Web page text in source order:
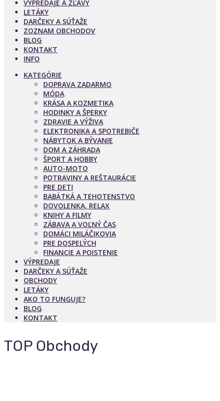
VÝPREDAJE A ZĽAVY
LETÁKY
DARČEKY A SÚŤAŽE
ZOZNAM OBCHODOV
BLOG
KONTAKT
INFO
KATEGÓRIE
DOPRAVA ZADARMO
MÓDA
KRÁSA A KOZMETIKA
HODINKY A ŠPERKY
ZDRAVIE A VÝŽIVA
ELEKTRONIKA A SPOTREBIČE
NÁBYTOK A BÝVANIE
DOM A ZÁHRADA
ŠPORT A HOBBY
AUTO-MOTO
POTRAVINY A REŠTAURÁCIE
PRE DETI
BABÄTKÁ A TEHOTENSTVO
DOVOLENKA, RELAX
KNIHY A FILMY
ZÁBAVA A VOĽNÝ ČAS
DOMÁCI MILÁČIKOVIA
PRE DOSPELÝCH
FINANCIE A POISTENIE
VÝPREDAJE
DARČEKY A SÚŤAŽE
OBCHODY
LETÁKY
AKO TO FUNGUJE?
BLOG
KONTAKT
TOP Obchody